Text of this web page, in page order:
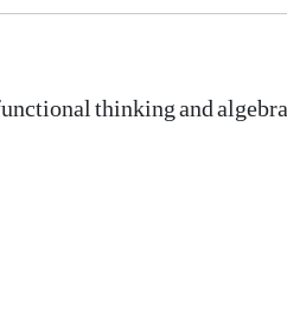
thinking and